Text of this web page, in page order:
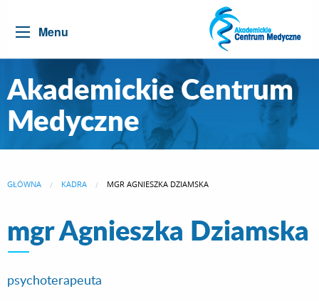
Menu
Akademickie Centrum
Medyczne
GŁÓWNA KADRA CURRENT:
MGR AGNIESZKA DZIAMSKA
mgr Agnieszka Dziamska
psychoterapeuta